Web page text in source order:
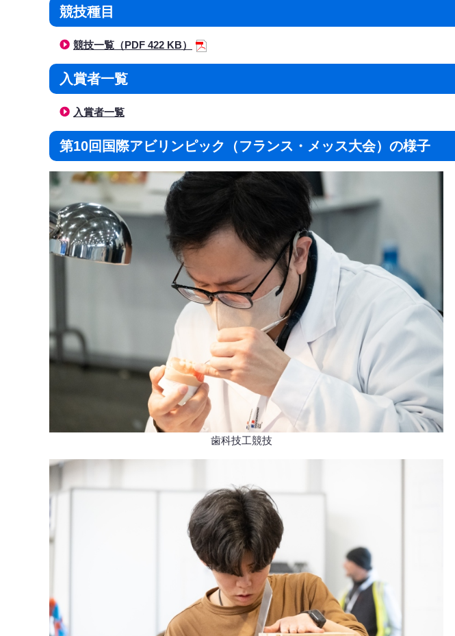
競技種目
競技一覧（PDF 422 KB）
入賞者一覧
入賞者一覧
第10回国際アビリンピック（フランス・メッス大会）の様子
歯科技工競技